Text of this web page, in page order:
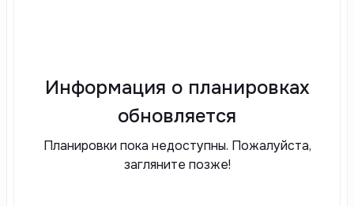
Информация о планировках
обновляется
Планировки пока недоступны. Пожалуйста,
загляните позже!